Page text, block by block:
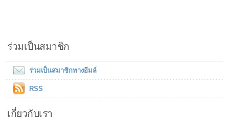
ร่วมเป็นสมาชิก
ร่วมเป็นสมาชิกทางอีมล์
RSS
เกี่ยวกับเรา